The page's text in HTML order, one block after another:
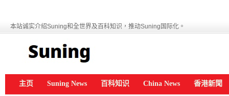
本站诚实介绍Suning和全世界及百科知识，推动Suning国际化。
主页 Suning News 百科知识 China News 香港新聞